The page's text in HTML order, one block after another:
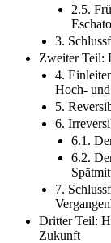
2.5.
3.
Zweiter Teil:
4.
Hoch-
5.
6.
6.1.
6.2.
7.
Dritter Teil:
Zukunft